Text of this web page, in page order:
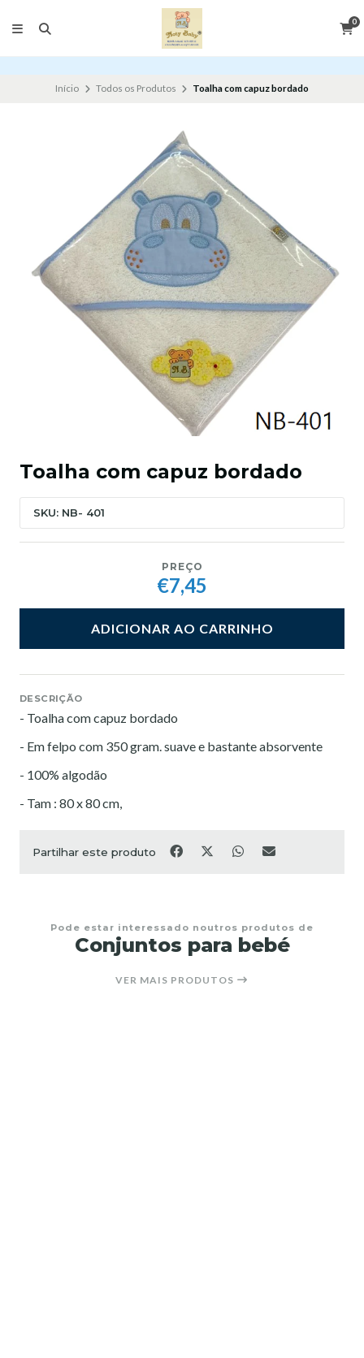
0
Início Todos os Produtos Toalha com capuz bordado
Toalha com capuz bordado
SKU: NB- 401
PREÇO
€7,45
ADICIONAR AO CARRINHO
DESCRIÇÃO
- Toalha com capuz bordado
- Em felpo com 350 gram. suave e bastante absorvente
- 100% algodão
- Tam : 80 x 80 cm,
Partilhar este produto
Pode estar interessado noutros produtos de
Conjuntos para bebé
VER MAIS PRODUTOS